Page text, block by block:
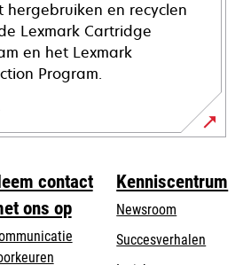
en recyclen
Lexmark Cartridge
en het Lexmark
Program.
contact
ons op
Kenniscentrum
Newsroom
Succesverhalen